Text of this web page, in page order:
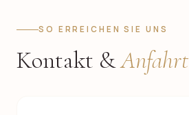
SO ERREICHEN SIE UNS
Kontakt &Anfahrt